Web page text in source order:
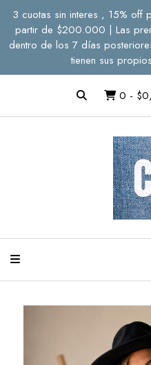
3 cuotas sin interes , 15% off
partir de $200.000 | Las
dentro de los 7 días
tienen sus
0 -